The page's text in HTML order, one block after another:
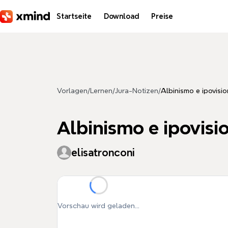
Startseite Download Preise
Vorlagen/ Lernen/Jura-Notizen/Albinismo e
Albinismo e
elisatronconi
Vorschau wird geladen...